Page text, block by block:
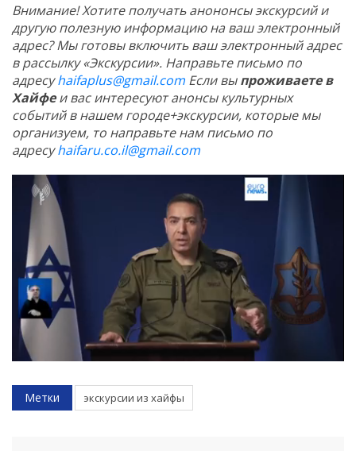
Внимание! Хотите получать анононсы экскурсий и
другую полезную информацию на ваш электронный
адрес? Мы готовы включить ваш электронный адрес
в рассылку «Экскурсии». Направьте письмо по
адресуhaifaplus@gmail.com Если выпроживаете в
Хайфеи вас интересуют анонсы культурных
событий в нашем городе+экскурсии, которые мы
организуем, то направьте нам письмо по
адресуhaifaru.co.il@gmail.com
Метки экскурсии из хайфы